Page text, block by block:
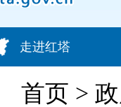
走进红塔
首页 >